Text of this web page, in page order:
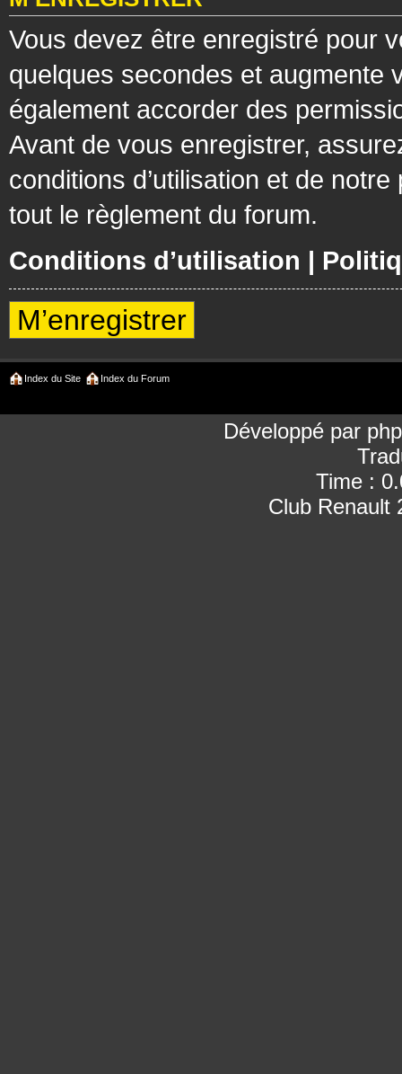
Vous devez être enregistré pour
quelques secondes et augmente
également accorder des
Avant de vous enregistrer,
conditions d’utilisation et de
tout le règlement du forum.
Conditions d’utilisation |
M’enregistrer
Index du Site Index du Forum
Développé par
Time :
Club Renault